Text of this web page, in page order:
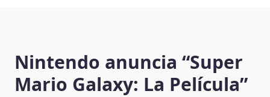
Nintendo anuncia “Super
Mario Galaxy: La Película”